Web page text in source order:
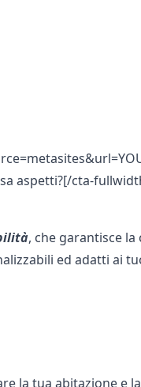
aspetti?[/cta-
, che garantisce
ed adatti ai
la tua abitazione e